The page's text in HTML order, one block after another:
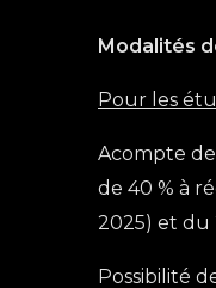
Modalités
Pour les
Acompte
de 40 % à
2025) et du
Possibilité